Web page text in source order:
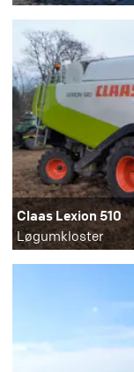
Claas Lexion 510
Løgumkloster